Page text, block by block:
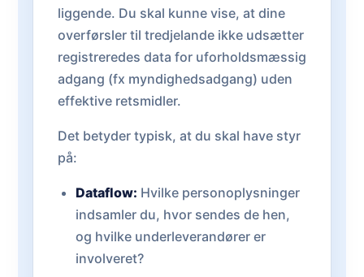
liggende. Du skal kunne vise, at dine
overførsler til tredjelande ikke udsætter
registreredes data for uforholdsmæssig
adgang (fx myndighedsadgang) uden
effektive retsmidler.
Det betyder typisk, at du skal have styr
på:
Dataflow: Hvilke personoplysninger
indsamler du, hvor sendes de hen,
og hvilke underleverandører er
involveret?